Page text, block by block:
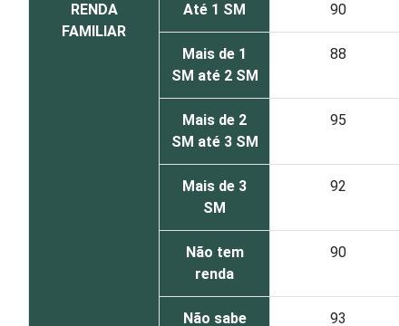
RENDA
FAMILIAR
Até 1 SM 90
Mais de 1
SM até 2 SM
88
Mais de 2
SM até 3 SM
95
Mais de 3
SM
92
Não tem
renda
90
Não sabe 93